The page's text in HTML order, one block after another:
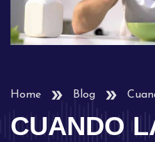
Home Blog
CUANDO